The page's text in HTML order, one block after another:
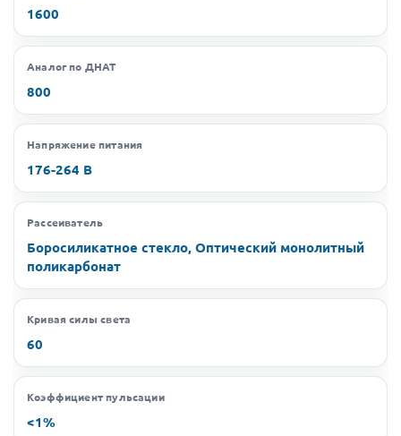
1600
Аналог по ДНАТ
800
Напряжение питания
176-264 В
Рассеиватель
Боросиликатное стекло, Оптический монолитный
поликарбонат
Кривая силы света
60
Коэффициент пульсации
<1%